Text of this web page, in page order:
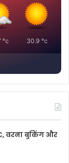
°c 30.9 °c
वरना बुकिंग और